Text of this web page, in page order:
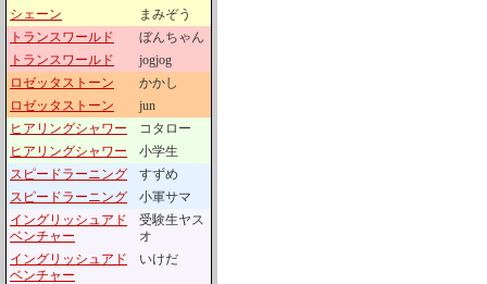
シェーン
まみぞう
トランスワールド
ぼんちゃん
トランスワールド
jogjog
ロゼッタストーン
かかし
ロゼッタストーン
jun
ヒアリングシャワー
コタロー
ヒアリングシャワー
小学生
スピードラーニング
すずめ
スピードラーニング
小軍サマ
イングリッシュアド
ベンチャー
受験生ヤス
オ
イングリッシュアド
ベンチャー
いけだ